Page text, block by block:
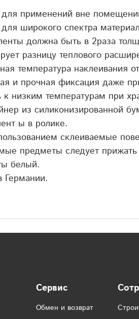
применений вне
широкого спектра
должна быть в 2раза
разницу теплового
температура наклеивания
и прочная фиксация даже
к низким температурам при
из силиконизированной
ы в ролике.
склеиваемые
предметы следует
белый.
Германии.
Сервис
Обмен и возврат